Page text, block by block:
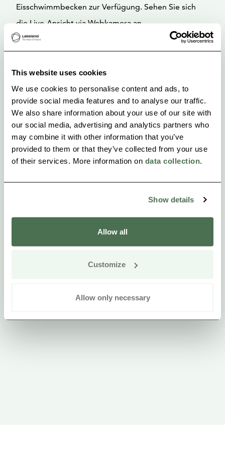
This website uses cookies
We use cookies to personalise content and ads, to
provide social media features and to analyse our traffic.
We also share information about your use of our site with
our social media, advertising and analytics partners who
may combine it with other information that you’ve
provided to them or that they’ve collected from your use
of their services. More information on data collection
Show details
Allow all
Customize
Allow only necessary
Eisschwimmbecken zur Verfügung. Sehen Sie sich
die Live-Ansicht via Webkamera an.
Das Gebiet wurde 1987, 2001 und 2011 zum Top-
2011 gedreht. Wir freuen uns auf Ihren Besuch!